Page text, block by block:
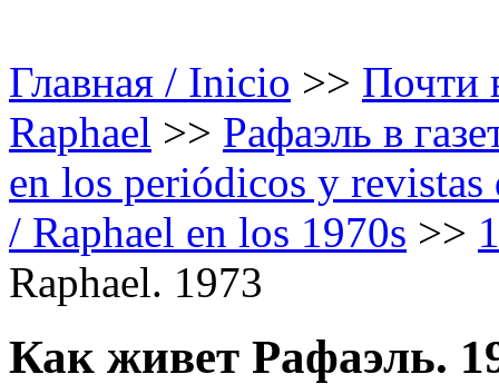
Главная / Inicio >> Почти
Raphael >> Рафаэль в
en los periódicos y
/ Raphael en los 1970s >>
Raphael. 1973
Как живет Рафаэль.